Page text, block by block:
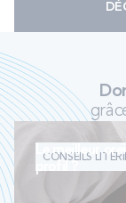
CONSEILS
Le meilleur
profil ?